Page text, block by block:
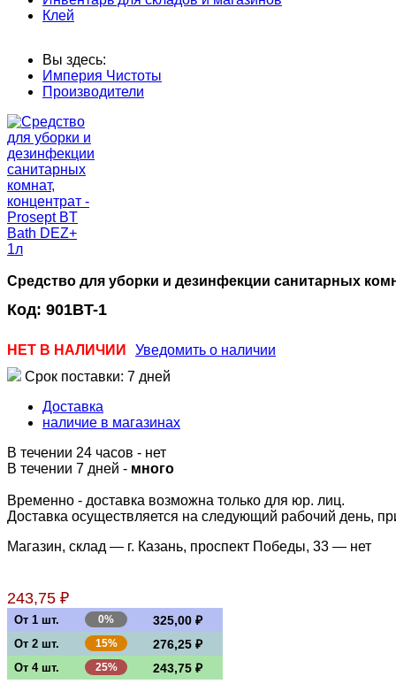
Клей
Вы здесь:
Империя Чистоты
Производители
Средство для уборки и дезинфекции санитарных
Код: 901BT-1
НЕТ В НАЛИЧИИ
Уведомить о наличии
Срок поставки: 7 дней
Доставка
наличие в магазинах
В течении 24 часов - нет
В течении 7 дней - много
Временно - доставка возможна только для юр. лиц.
Доставка осуществляется на следующий рабочий день,
Магазин, склад — г. Казань, проспект Победы, 33 — нет
243,75 ₽
От 1 шт. 0% 325,00 ₽
От 2 шт. 15% 276,25 ₽
От 4 шт. 25% 243,75 ₽